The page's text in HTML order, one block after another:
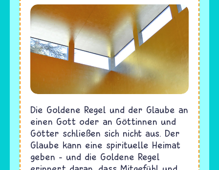
Die Goldene Regel und der Glaube an
einen Gott oder an Göttinnen und
Götter schließen sich nicht aus. Der
Glaube kann eine spirituelle Heimat
geben – und die Goldene Regel